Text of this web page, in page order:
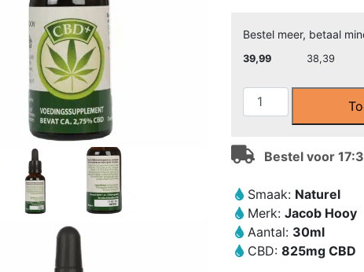
Bestel meer, betaal
39,99 38,39
Jacob
Hooy
CBD
2,75%
(30ml)
aantal
Bestel voor
Smaak: Naturel
Merk: Jacob Hooy
Aantal: 30ml
CBD: 825mg CBD